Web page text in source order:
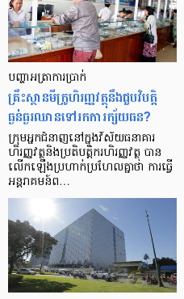
បញ្ហា​អត្រា​ការប្រាក់
គ្រឹះស្ថាន​មីក្រូ​ហិរញ្ញវត្ថុ​នឹង​ជួប​វិបត្តិ​
ធ្ងន់ធ្ងរ​ឈាន​ទៅ​រក​ការ​ក្ស័យធន?
ក្រុម​អ្នក​ជំនាញ​នៅ​ក្នុង​វិស័យ​ធនាគារ
ហិរញ្ញវត្ថុ​និង​ប្រតិបត្តិករ​ហិរញ្ញ​វត្ថុ បាន​​
លើក​ឡើង​ប្រហាក់​ប្រហែល​គ្នា​ថា ការ​ធ្វើ​
អន្តរាគមន៍​ព…